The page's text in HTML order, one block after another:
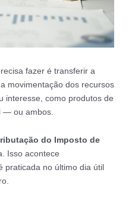
fazer é transferir a
movimentação dos recursos
interesse, como produtos de
— ou ambos.
do Imposto de
Isso acontece
praticada no último dia útil